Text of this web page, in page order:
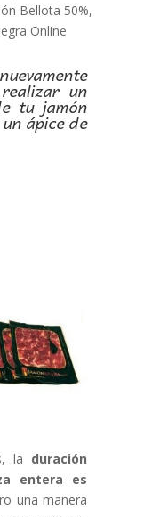
Bellota 50%,
Online
un
tu jamón
ápice de
la duración
entera es
una manera